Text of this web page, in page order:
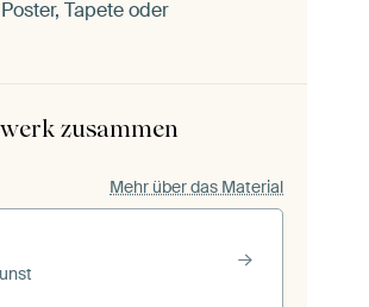
Tapete oder
zusammen
Mehr über das Material